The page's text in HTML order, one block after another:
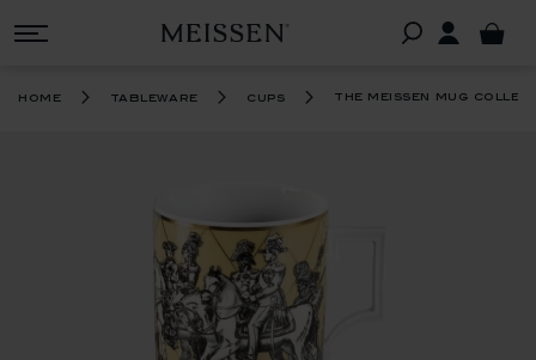
home tableware cups the meissen mug